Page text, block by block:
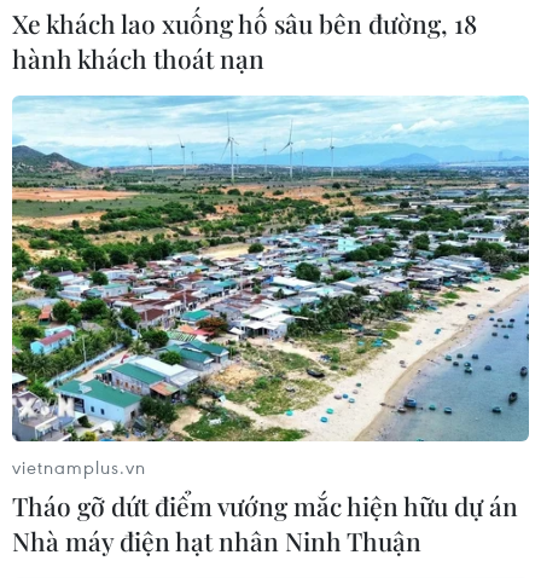
TIN CÙNG CHUYÊN MỤC
Model Kid Vietnam 2026 "tiếp lửa"
cho thí sinh nhí khu vực phía Nam
27/07/2026 07:48
VPBank và Coolmate nâng trải
nghiệm tại VPBank Hanoi
International Marathon
24/07/2026 08:40
Chanel, Bulgari và hàng loạt hãng xa
xỉ tại Italy bị khám xét văn phòng
17/07/2026 08:26
Xe khách lao xuống hố sâu bên đường, 18
hành khách thoát nạn
vietnamplus.vn
Tháo gỡ dứt điểm vướng mắc hiện hữu dự án
Nhà máy điện hạt nhân Ninh Thuận